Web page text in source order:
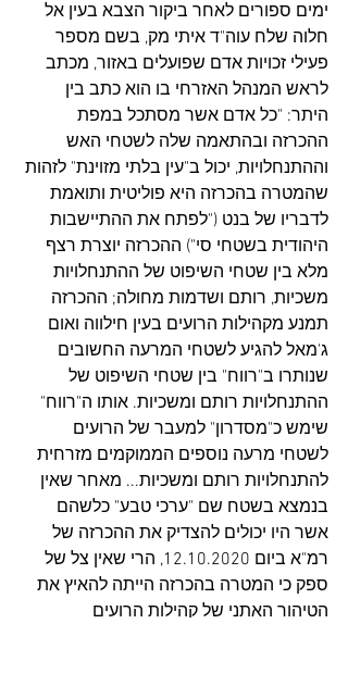
ימים ספורים לאחר ביקור הצבא בעין אל
חלוה שלח עוה"ד איתי מק, בשם מספר
פעילי זכויות אדם שפועלים באזור, מכתב
לראש המנהל האזרחי בו הוא כתב בין
היתר: "כל אדם אשר מסתכל במפת
ההכרזה ובהתאמה שלה לשטחי האש
וההתנחלויות, יכול ב"עין בלתי מזוינת" לזהות
שהמטרה בהכרזה היא פוליטית ותואמת
לדבריו של בנט ("לפתח את ההתיישבות
היהודית בשטחי סי") ההכרזה יוצרת רצף
מלא בין שטחי השיפוט של ההתנחלויות
משכיות, רותם ושדמות מחולה; ההכרזה
תמנע מקהילות הרועים בעין חילווה ואום
ג'מאל להגיע לשטחי המרעה החשובים
שנותרו ב"רווח" בין שטחי השיפוט של
ההתנחלויות רותם ומשכיות. אותו ה"רווח"
שימש כ"מסדרון" למעבר של הרועים
לשטחי מרעה נוספים הממוקמים מזרחית
להתנחלויות רותם ומשכיות... מאחר שאין
בנמצא בשטח שם "ערכי טבע" כלשהם
אשר היו יכולים להצדיק את ההכרזה של
רמ"א ביום 12.10.2020, הרי שאין צל של
ספק כי המטרה בהכרזה הייתה להאיץ את
הטיהור האתני של קהילות הרועים